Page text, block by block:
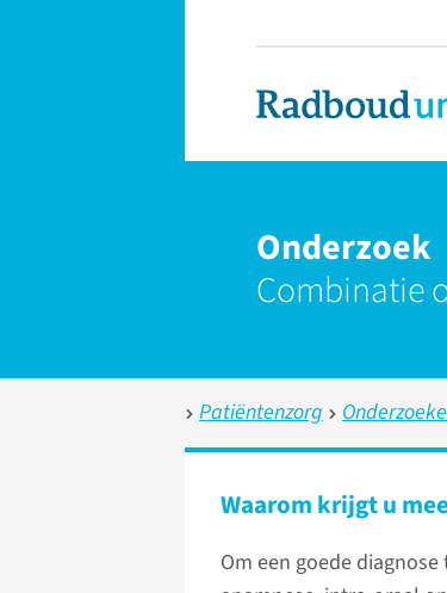
Onderzoek
Combinatie
Patiëntenzorg
Waarom krijgt u
Om een goede